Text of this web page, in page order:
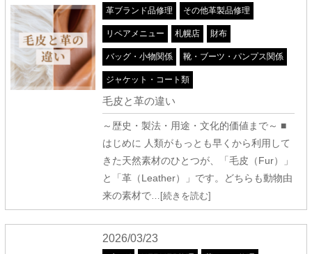
革ブランド品修理 その他革製品修理
リペアメニュー 札幌店 財布
バッグ・小物関係 靴・ブーツ・パンプス関係
ジャケット・コート類
毛皮と革の違い
～歴史・製法・用途・文化的価値まで～ ■
はじめに 人類がもっとも早くから利用して
きた天然素材のひとつが、「毛皮（Fur）」
と「革（Leather）」です。どちらも動物由
来の素材で…[続きを読む]
2026/03/23